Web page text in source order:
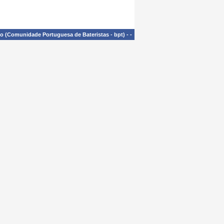
(Comunidade Portuguesa de Bateristas - bpt) - -